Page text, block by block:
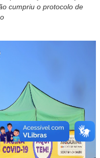
cumpriu o protocolo de